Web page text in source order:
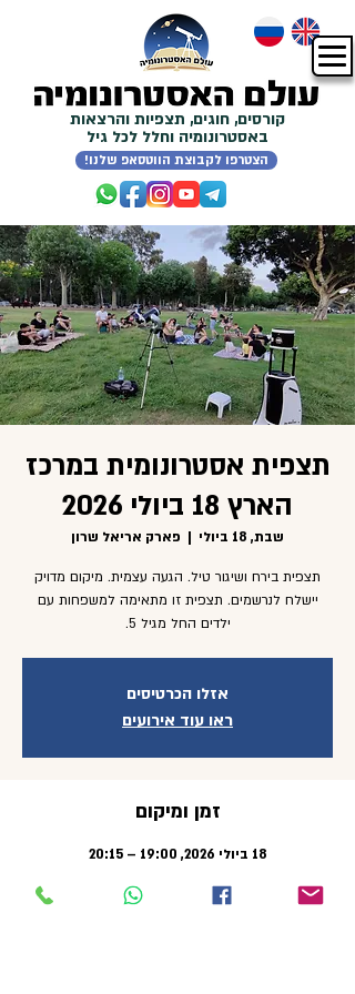
קורסים, חוגים, תצפיות והרצאות
באסטרונומיה וחלל לכל גיל
!הצטרפו לקבוצת הווטסאפ שלנו
תצפית אסטרונומית במרכז
הארץ 18 ביולי 2026
שבת, 18 ביולי
  |
פארק אריאל שרון
תצפית בירח ושיגור טיל. הגעה עצמית. מיקום מדויק
יישלח לנרשמים. תצפית זו מתאימה למשפחות עם
ילדים החל מגיל 5.
אזלו הכרטיסים
ראו עוד אירועים
זמן ומיקום
18 ביולי 2026, 19:00 – 20:15
Aviv-Jaffa, Israel